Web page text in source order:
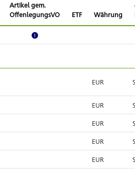
Artikel gem.
OffenlegungsVO
ETF Währung
EUR
EUR
EUR
EUR
EUR